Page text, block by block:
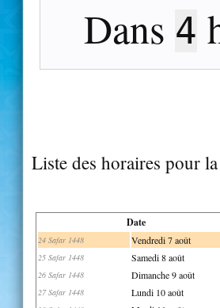
Dans 4
Liste des horaires pour
Date
24 Safar 1448 Vendredi 7 août
25 Safar 1448 Samedi 8 août
26 Safar 1448 Dimanche 9 août
27 Safar 1448 Lundi 10 août